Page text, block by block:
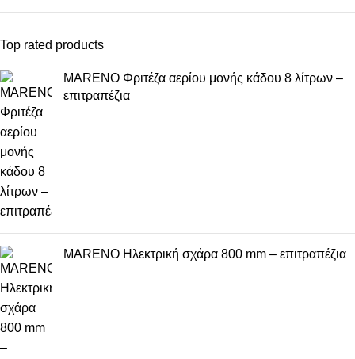
Top rated products
MARENO Φριτέζα αερίου μονής κάδου 8 λίτρων –
επιτραπέζια
MARENO Ηλεκτρική σχάρα 800 mm – επιτραπέζια